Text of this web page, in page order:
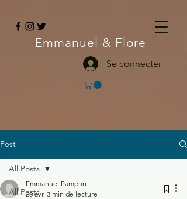
Emmanuel & Flore
Se connecter
Post
All Posts
All Posts
Emmanuel Pampuri
28 avr. 3 min de lecture